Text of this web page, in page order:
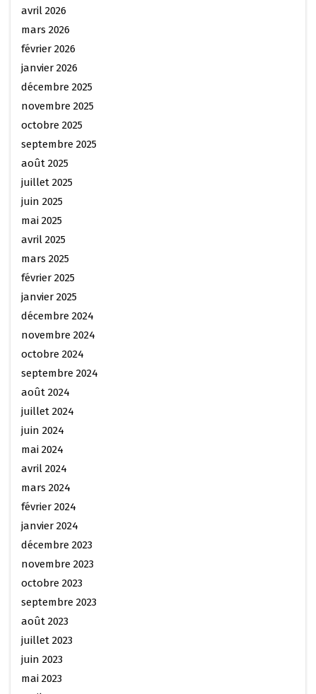
avril 2026
mars 2026
février 2026
janvier 2026
décembre 2025
novembre 2025
octobre 2025
septembre 2025
août 2025
juillet 2025
juin 2025
mai 2025
avril 2025
mars 2025
février 2025
janvier 2025
décembre 2024
novembre 2024
octobre 2024
septembre 2024
août 2024
juillet 2024
juin 2024
mai 2024
avril 2024
mars 2024
février 2024
janvier 2024
décembre 2023
novembre 2023
octobre 2023
septembre 2023
août 2023
juillet 2023
juin 2023
mai 2023